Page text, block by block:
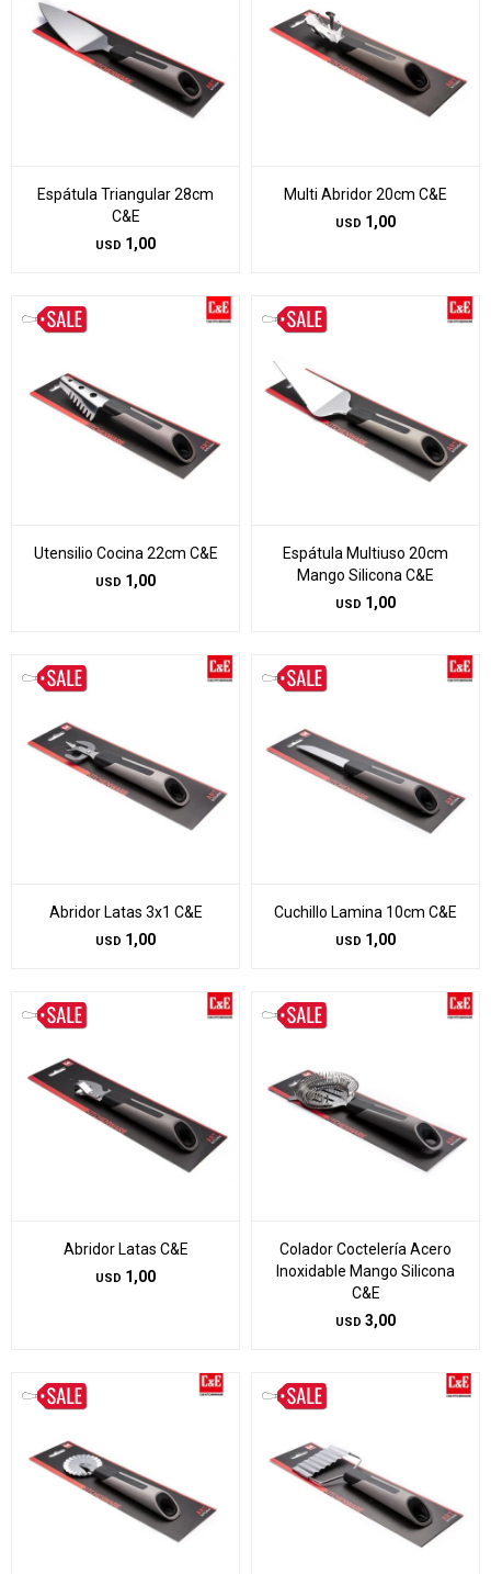
Espátula Triangular 28cm
C&E
USD 1,00
Multi Abridor 20cm C&E
USD 1,00
Utensilio Cocina 22cm C&E
USD 1,00
Espátula Multiuso 20cm
Mango Silicona C&E
USD 1,00
Abridor Latas 3x1 C&E
USD 1,00
Cuchillo Lamina 10cm C&E
USD 1,00
Abridor Latas C&E
USD 1,00
Colador Coctelería Acero
Inoxidable Mango Silicona
C&E
USD 3,00